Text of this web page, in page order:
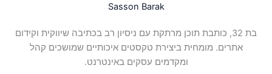
Sasson Barak
בת 32, כותבת תוכן מרתקת עם ניסיון רב בכתיבה שיווקית וקידום
אתרים. מומחית ביצירת טקסטים איכותיים שמושכים קהל
ומקדמים עסקים באינטרנט.